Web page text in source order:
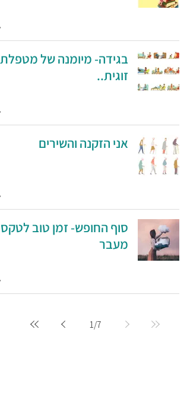
בגידה- מיומנה של מטפלת
זוגית..
אני הזקנה והשירים
סוף החופש- זמן טוב
מעבר
1 /7